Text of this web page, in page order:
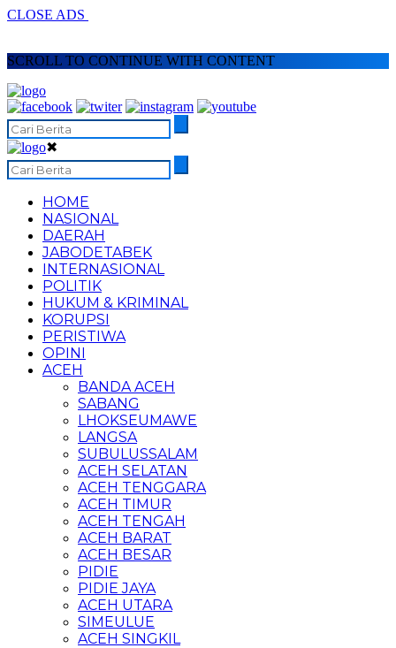
CLOSE ADS
SCROLL TO CONTINUE WITH CONTENT
✖
HOME
NASIONAL
DAERAH
JABODETABEK
INTERNASIONAL
POLITIK
HUKUM & KRIMINAL
KORUPSI
PERISTIWA
OPINI
ACEH
BANDA ACEH
SABANG
LHOKSEUMAWE
LANGSA
SUBULUSSALAM
ACEH SELATAN
ACEH TENGGARA
ACEH TIMUR
ACEH TENGAH
ACEH BARAT
ACEH BESAR
PIDIE
PIDIE JAYA
ACEH UTARA
SIMEULUE
ACEH SINGKIL